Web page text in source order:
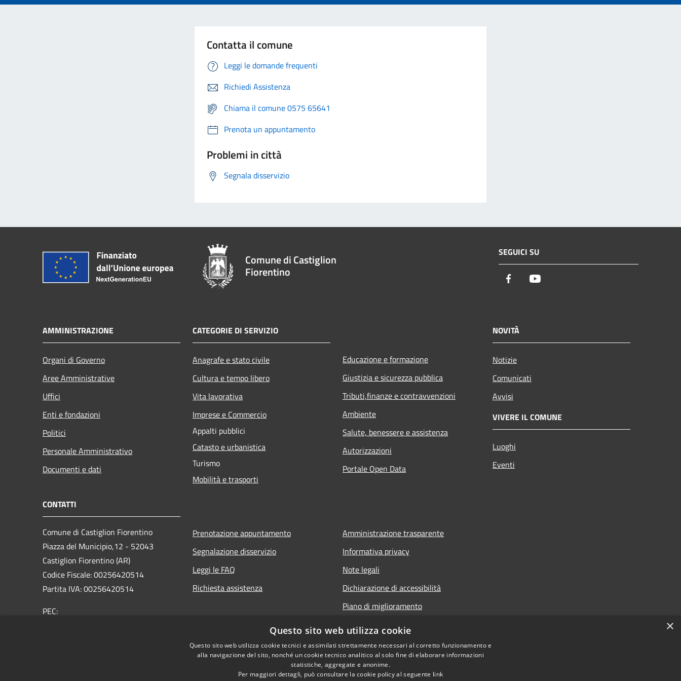
Contatta il comune
Leggi le domande frequenti
Richiedi Assistenza
Chiama il comune 0575 65641
Prenota un appuntamento
Problemi in città
Segnala disservizio
Comune di Castiglion
Fiorentino
SEGUICI SU
Facebook
AMMINISTRAZIONE
Organi di Governo
Aree Amministrative
Uffici
Enti e fondazioni
Politici
Personale Amministrativo
Documenti e dati
CATEGORIE DI SERVIZIO
Anagrafe e stato civile
Cultura e tempo libero
Vita lavorativa
Imprese e Commercio
Appalti pubblici
Catasto e urbanistica
Turismo
Mobilità e trasporti
Educazione e formazione
Giustizia e sicurezza pubblica
Tributi,finanze e contravvenzioni
Ambiente
Salute, benessere e assistenza
Autorizzazioni
Portale Open Data
NOVITÀ
Notizie
Comunicati
Avvisi
VIVERE IL COMUNE
Luoghi
Eventi
CONTATTI
Comune di Castiglion Fiorentino
Piazza del Municipio,12 - 52043
Castiglion Fiorentino (AR)
Codice Fiscale: 00256420514
Partita IVA: 00256420514
PEC:
Prenotazione appuntamento
Segnalazione disservizio
Leggi le FAQ
Richiesta assistenza
Amministrazione trasparente
Informativa privacy
Note legali
Dichiarazione di accessibilità
Piano di miglioramento
×
Questo sito web utilizza cookie
Questo sito web utilizza cookie tecnici e assimilati strettamente necessari al corretto funzionamento e
alla navigazione del sito, nonché un cookie tecnico analitico al solo fine di elaborare informazioni
statistiche, aggregate e anonime.
Per maggiori dettagli, può consultare la cookie policy al seguente link